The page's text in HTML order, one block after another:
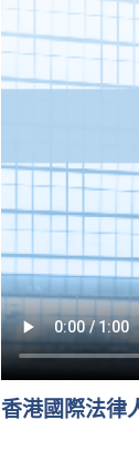
香港國際法律